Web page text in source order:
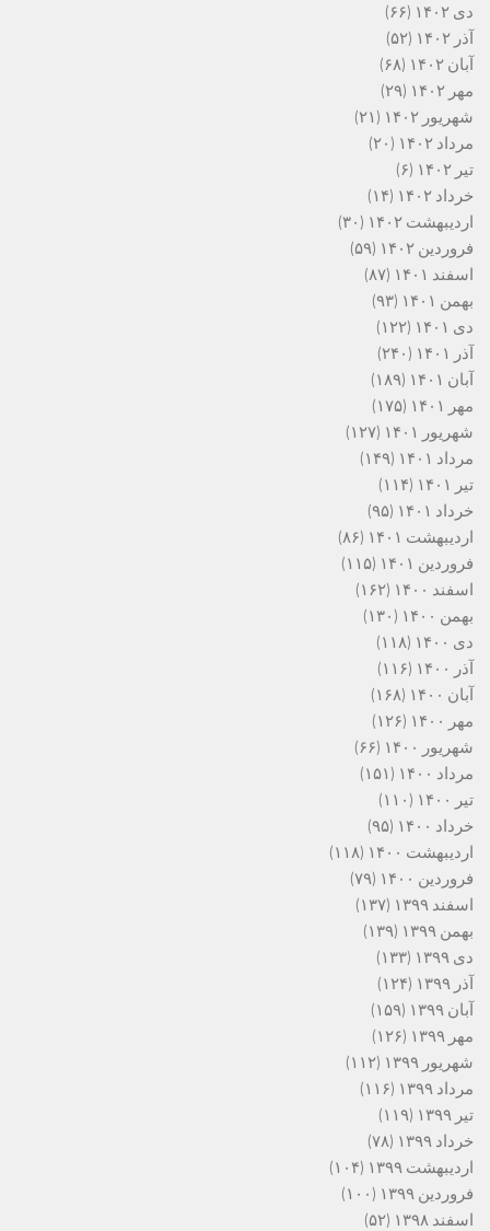
دی ۱۴۰۲
(۶۶)
آذر ۱۴۰۲
(۵۲)
آبان ۱۴۰۲
(۶۸)
مهر ۱۴۰۲
(۲۹)
شهریور ۱۴۰۲
(۲۱)
مرداد ۱۴۰۲
(۲۰)
تیر ۱۴۰۲
(۶)
خرداد ۱۴۰۲
(۱۴)
اردیبهشت ۱۴۰۲
(۳۰)
فروردین ۱۴۰۲
(۵۹)
اسفند ۱۴۰۱
(۸۷)
بهمن ۱۴۰۱
(۹۳)
دی ۱۴۰۱
(۱۲۲)
آذر ۱۴۰۱
(۲۴۰)
آبان ۱۴۰۱
(۱۸۹)
مهر ۱۴۰۱
(۱۷۵)
شهریور ۱۴۰۱
(۱۲۷)
مرداد ۱۴۰۱
(۱۴۹)
تیر ۱۴۰۱
(۱۱۴)
خرداد ۱۴۰۱
(۹۵)
اردیبهشت ۱۴۰۱
(۸۶)
فروردین ۱۴۰۱
(۱۱۵)
اسفند ۱۴۰۰
(۱۶۲)
بهمن ۱۴۰۰
(۱۳۰)
دی ۱۴۰۰
(۱۱۸)
آذر ۱۴۰۰
(۱۱۶)
آبان ۱۴۰۰
(۱۶۸)
مهر ۱۴۰۰
(۱۲۶)
شهریور ۱۴۰۰
(۶۶)
مرداد ۱۴۰۰
(۱۵۱)
تیر ۱۴۰۰
(۱۱۰)
خرداد ۱۴۰۰
(۹۵)
اردیبهشت ۱۴۰۰
(۱۱۸)
فروردین ۱۴۰۰
(۷۹)
اسفند ۱۳۹۹
(۱۳۷)
بهمن ۱۳۹۹
(۱۳۹)
دی ۱۳۹۹
(۱۳۳)
آذر ۱۳۹۹
(۱۲۴)
آبان ۱۳۹۹
(۱۵۹)
مهر ۱۳۹۹
(۱۲۶)
شهریور ۱۳۹۹
(۱۱۲)
مرداد ۱۳۹۹
(۱۱۶)
تیر ۱۳۹۹
(۱۱۹)
خرداد ۱۳۹۹
(۷۸)
اردیبهشت ۱۳۹۹
(۱۰۴)
فروردین ۱۳۹۹
(۱۰۰)
اسفند ۱۳۹۸
(۵۲)